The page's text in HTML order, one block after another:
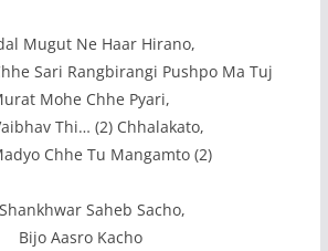
Mugut Ne Haar Hirano,
Sari Rangbirangi Pushpo Ma Tuj
Mohe Chhe Pyari,
Thi… (2) Chhalakato,
Chhe Tu Mangamto (2)
Saheb Sacho,
Bijo Aasro Kacho